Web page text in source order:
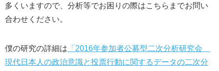
多くいますので、分析等でお困りの際はこちらまでお問い
合わせください。
僕の研究の詳細は 「2016年参加者公募型二次分析研究会
現代日本人の政治意識と投票行動に関するデータの二次分